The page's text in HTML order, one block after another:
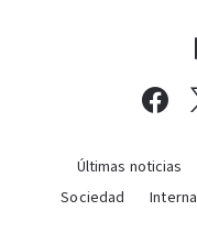
Últimas noticias
Sociedad